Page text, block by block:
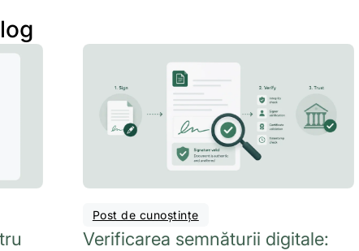
Post de cunoștințe
Verificarea semnăturii digitale: